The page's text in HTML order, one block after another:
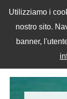
Utilizziamo i
nostro sito.
banner,
Menu